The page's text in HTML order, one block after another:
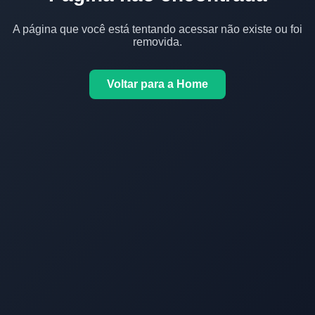
A página que você está tentando acessar não existe ou foi
removida.
Voltar para a Home